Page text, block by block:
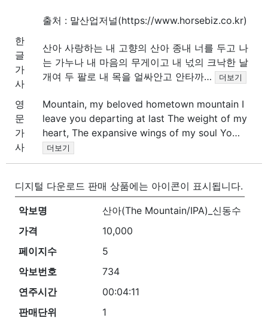
출처 : 말산업저널(https://www.horsebiz.co.kr)
한
글
가
사
산아 사랑하는 내 고향의 산아 종내 너를 두고 나
는 가누나 내 마음의 무게이고 내 넋의 크낙한 날
개여 두 팔로 내 목을 얼싸안고 안타까…
더보기
영
문
가
사
Mountain, my beloved hometown mountain I
leave you departing at last The weight of my
heart, The expansive wings of my soul Yo…
더보기
디지털 다운로드 판매 상품에는 아이콘이 표시됩니다.
악보명
산아(The Mountain/IPA)_신동수
가격
10,000
페이지수
5
악보번호
734
연주시간
00:04:11
판매단위
1